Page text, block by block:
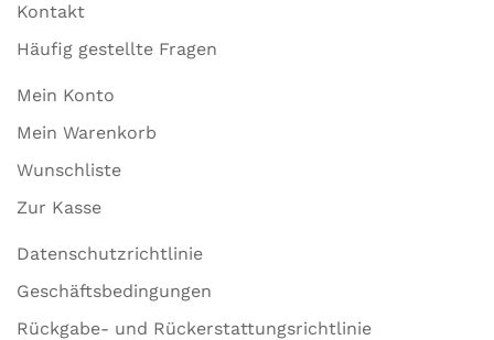
Kontakt
Häufig gestellte Fragen
Mein Konto
Mein Warenkorb
Wunschliste
Zur Kasse
Datenschutzrichtlinie
Geschäftsbedingungen
Rückgabe- und Rückerstattungsrichtlinie